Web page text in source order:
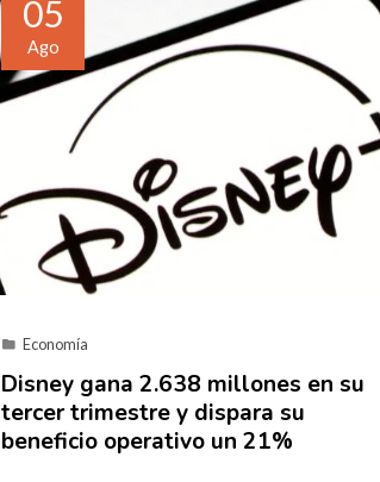
05
Ago
Economía
Disney gana 2.638 millones en su
tercer trimestre y dispara su
beneficio operativo un 21%